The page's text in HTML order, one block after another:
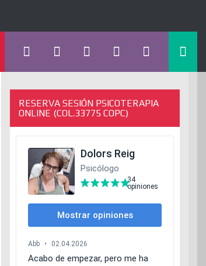
RESERVA SESIÓN PSICOTERAPIA
ONLINE (COL.33775 COPC)